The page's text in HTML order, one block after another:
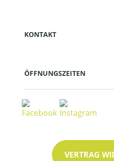
KONTAKT
ÖFFNUNGSZEITEN
VERTRAG